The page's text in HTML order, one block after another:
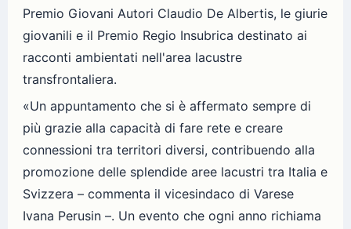
Premio Giovani Autori Claudio De Albertis, le giurie
giovanili e il Premio Regio Insubrica destinato ai
racconti ambientati nell'area lacustre
transfrontaliera.
«Un appuntamento che si è affermato sempre di
più grazie alla capacità di fare rete e creare
connessioni tra territori diversi, contribuendo alla
promozione delle splendide aree lacustri tra Italia e
Svizzera – commenta il vicesindaco di Varese
Ivana Perusin –. Un evento che ogni anno richiama